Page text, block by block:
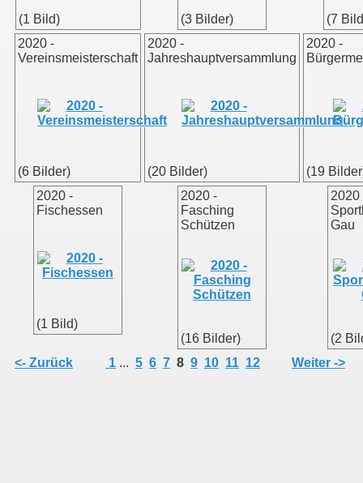
(1 Bild) (3 Bilder)
(7
2020 -
Vereinsmeisterschaft
(6 Bilder)
2020 -
Jahreshauptversammlung
(20 Bilder)
2020 -
(19
2020 -
Fischessen
(1 Bild)
2020 -
Fasching
Schützen
(16 Bilder)
2020
Gau
(2
<- Zurück
1 ... 5 6 7 8 9 10 11 12 Weiter ->